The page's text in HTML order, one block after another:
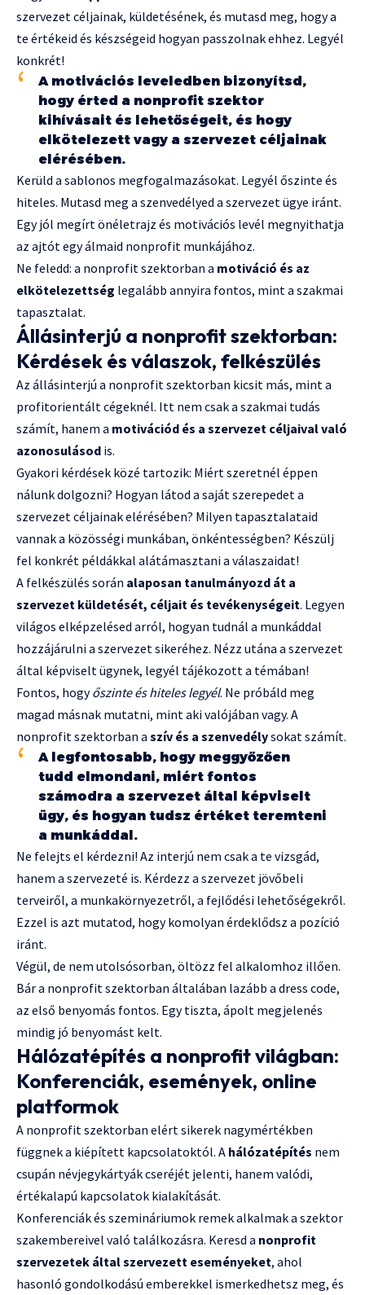
szervezet céljainak, küldetésének, és mutasd meg, hogy a
te értékeid és készségeid hogyan passzolnak ehhez. Legyél
konkrét!
A motivációs leveledben bizonyítsd,
hogy érted a nonprofit szektor
kihívásait és lehetőségeit, és hogy
elkötelezett vagy a szervezet céljainak
elérésében.
Kerüld a sablonos megfogalmazásokat. Legyél őszinte és
hiteles. Mutasd meg a szenvedélyed a szervezet ügye iránt.
Egy jól megírt önéletrajz és motivációs levél megnyithatja
az ajtót egy álmaid nonprofit munkájához.
Ne feledd: a nonprofit szektorban a motiváció és az
elkötelezettség legalább annyira fontos, mint a szakmai
tapasztalat.
Állásinterjú a nonprofit szektorban:
Kérdések és válaszok, felkészülés
Az állásinterjú a nonprofit szektorban kicsit más, mint a
profitorientált cégeknél. Itt nem csak a szakmai tudás
számít, hanem a motivációd és a szervezet céljaival való
azonosulásod is.
Gyakori kérdések közé tartozik: Miért szeretnél éppen
nálunk dolgozni? Hogyan látod a saját szerepedet a
szervezet céljainak elérésében? Milyen tapasztalataid
vannak a közösségi munkában, önkéntességben? Készülj
fel konkrét példákkal alátámasztani a válaszaidat!
A felkészülés során alaposan tanulmányozd át a
szervezet küldetését, céljait és tevékenységeit. Legyen
világos elképzelésed arról, hogyan tudnál a munkáddal
hozzájárulni a szervezet sikeréhez. Nézz utána a szervezet
által képviselt ügynek, legyél tájékozott a témában!
Fontos, hogyőszinte és hiteles legyél. Ne próbáld meg
magad másnak mutatni, mint aki valójában vagy. A
nonprofit szektorban a szív és a szenvedélysokat számít.
A legfontosabb, hogy meggyőzően
tudd elmondani, miért fontos
számodra a szervezet által képviselt
ügy, és hogyan tudsz értéket teremteni
a munkáddal.
Ne felejts el kérdezni! Az interjú nem csak a te vizsgád,
hanem a szervezeté is. Kérdezz a szervezet jövőbeli
terveiről, a munkakörnyezetről, a fejlődési lehetőségekről.
Ezzel is azt mutatod, hogy komolyan érdeklődsz a pozíció
iránt.
Végül, de nem utolsósorban, öltözz fel alkalomhoz illően.
Bár a nonprofit szektorban általában lazább a dress code,
az első benyomás fontos. Egy tiszta, ápolt megjelenés
mindig jó benyomást kelt.
Hálózatépítés a nonprofit világban:
Konferenciák, események, online
platformok
A nonprofit szektorban elért sikerek nagymértékben
függnek a kiépített kapcsolatoktól. A hálózatépítés nem
csupán névjegykártyák cseréjét jelenti, hanem valódi,
értékalapú kapcsolatok kialakítását.
Konferenciák és szemináriumok remek alkalmak a szektor
szakembereivel való találkozásra. Keresd a nonprofit
szervezetek által szervezett eseményeket, ahol
hasonló gondolkodású emberekkel ismerkedhetsz meg, és